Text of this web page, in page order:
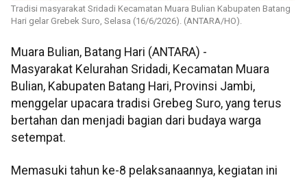
Tradisi masyarakat Sridadi Kecamatan Muara Bulian Kabupaten Batang
Hari gelar Grebek Suro, Selasa (16/6/2026). (ANTARA/HO).
Muara Bulian, Batang Hari (ANTARA) -
Masyarakat Kelurahan Sridadi, Kecamatan Muara
Bulian, Kabupaten Batang Hari, Provinsi Jambi,
menggelar upacara tradisi Grebeg Suro, yang terus
bertahan dan menjadi bagian dari budaya warga
setempat.
​Memasuki tahun ke-8 pelaksanaannya, kegiatan ini